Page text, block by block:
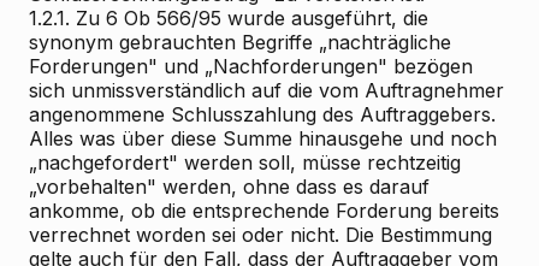
1.2.1. Zu 6 Ob 566/95 wurde ausgeführt, die
synonym gebrauchten Begriffe „nachträgliche
Forderungen" und „Nachforderungen" bezögen
sich unmissverständlich auf die vom Auftragnehmer
angenommene Schlusszahlung des Auftraggebers.
Alles was über diese Summe hinausgehe und noch
„nachgefordert" werden soll, müsse rechtzeitig
„vorbehalten" werden, ohne dass es darauf
ankomme, ob die entsprechende Forderung bereits
verrechnet worden sei oder nicht. Die Bestimmung
gelte auch für den Fall, dass der Auftraggeber vom